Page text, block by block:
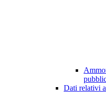
Dati relativi